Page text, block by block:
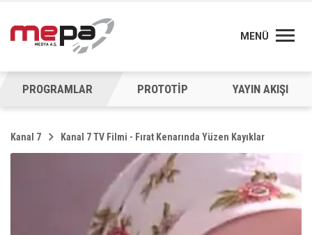
MENÜ
PROGRAMLAR PROTOTİP YAYIN AKIŞI
Kanal 7 Kanal 7 TV Filmi - Fırat Kenarında Yüzen Kayıklar